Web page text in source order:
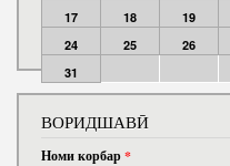
17
18 19
24
25 26
31
ВОРИДШАВӢ
Номи корбар*